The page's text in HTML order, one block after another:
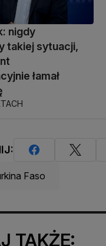
nigdy
takiej sytuacji,
łamał
Faso
TAKŻE: